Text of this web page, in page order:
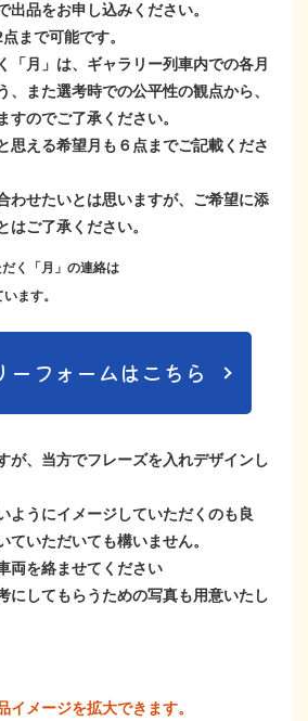
出品をお申し込みください。
まで可能です。
「月」は、ギャラリー列車内での各月
、また選考時での公平性の観点から、
すのでご了承ください。
思える希望月も６点までご記載くださ
わせたいとは思いますが、ご希望に添
はご了承ください。
く「月」の連絡は
ます。
ーフォームはこちら
が、当方でフレーズを入れデザインし
ようにイメージしていただくのも良
ていただいても構いません。
両を絡ませてください
にしてもらうための写真も用意いたし
イメージを拡大できます。